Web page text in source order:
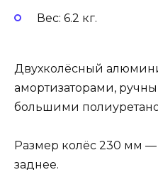
Вес: 6.2 кг.
Двухколёсный
амортизаторами,
большими
Размер колёс 230 мм
заднее.